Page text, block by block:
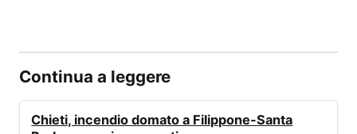
Continua a leggere
Chieti, incendio domato a Filippone-Santa